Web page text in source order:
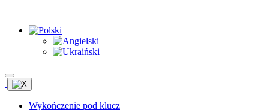
Wykończenie pod klucz